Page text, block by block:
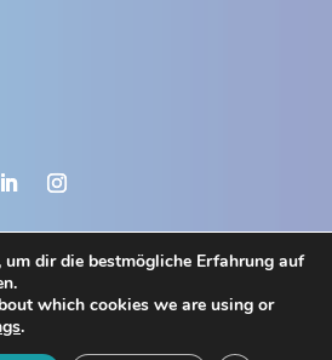
dir die bestmögliche Erfahrung auf
which cookies we are using or
.